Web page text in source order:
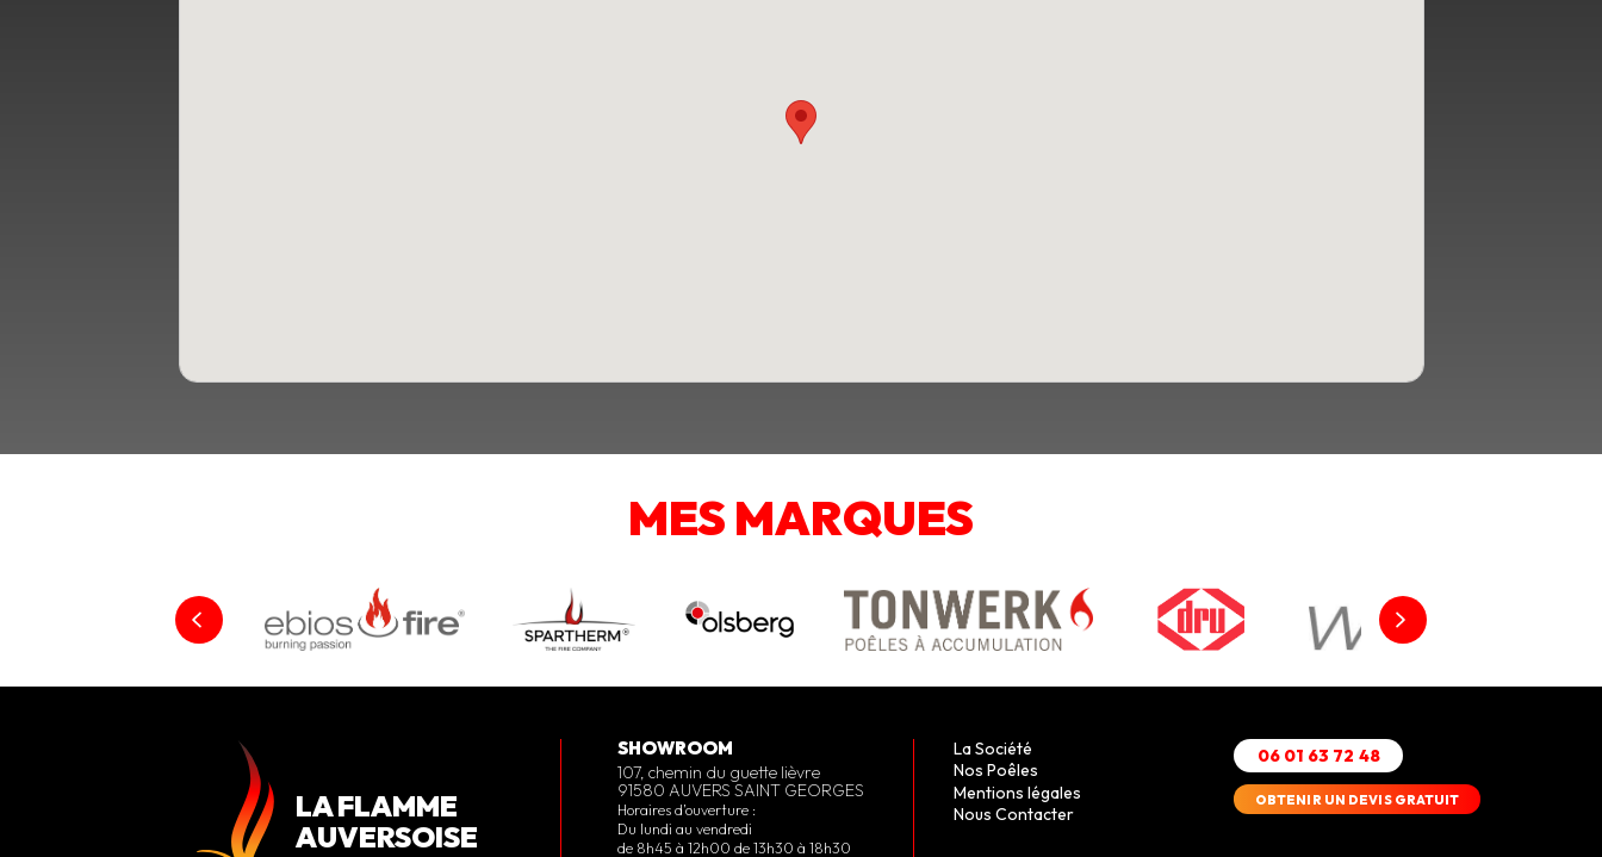
MES MARQUES
LA FLAMME
AUVERSOISE
SHOWROOM
107, chemin du guette lièvre
91580 AUVERS SAINT GEORGES
Horaires d’ouverture :
Du lundi au vendredi
de 8h45 à 12h00 de 13h30 à 18h30
La Société
Nos Poêles
Mentions légales
Nous Contacter
06 01 63 72 48
OBTENIR UN DEVIS GRATUIT